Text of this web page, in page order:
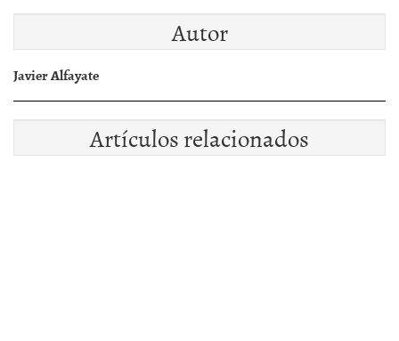
Autor
Javier Alfayate
Artículos relacionados